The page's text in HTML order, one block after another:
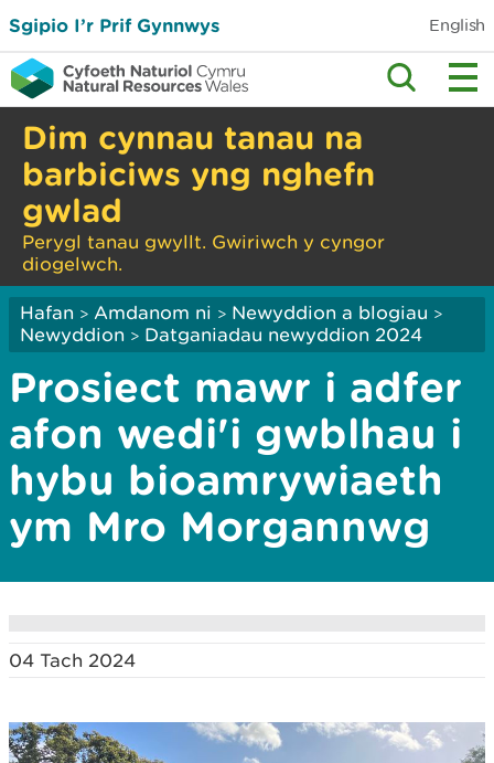
Sgipio I’r Prif Gynnwys English
Dim cynnau tanau na
barbiciws yng nghefn
gwlad
Perygl tanau gwyllt. Gwiriwch y cyngor
diogelwch.
Hafan > Amdanom ni > Newyddion a blogiau >
Newyddion > Datganiadau newyddion 2024
Prosiect mawr i adfer
afon wedi'i gwblhau i
hybu bioamrywiaeth
ym Mro Morgannwg
04 Tach 2024